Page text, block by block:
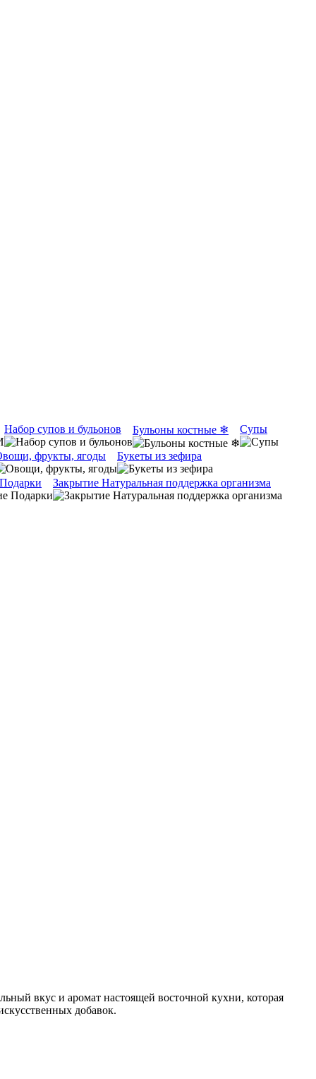
Набор супов и бульонов Бульоны костные ❄ Супы
фрукты, ягоды Букеты из зефира
Закрытие Натуральная поддержка организма
вкус и аромат настоящей восточной кухни, которая
добавок.